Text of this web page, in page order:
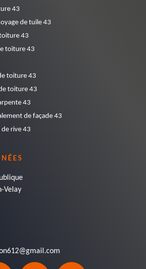
43
de tuile 43
43
toiture 43
toiture 43
toiture 43
43
de façade 43
de rive 43
Velay